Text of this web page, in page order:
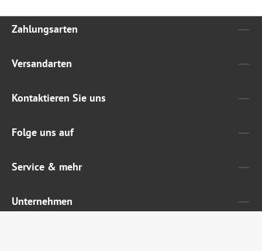
Zahlungsarten
Versandarten
Kontaktieren Sie uns
Folge uns auf
Service & mehr
Unternehmen